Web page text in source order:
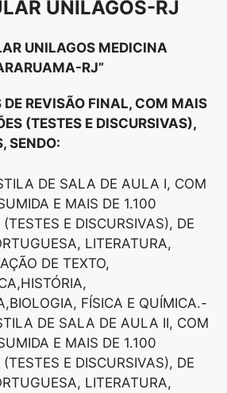
UNILAGOS-RJ
UNILAGOS MEDICINA
RJ”
REVISÃO FINAL, COM MAIS
(TESTES E DISCURSIVAS),
SENDO:
DE SALA DE AULA I, COM
E MAIS DE 1.100
(TESTES E DISCURSIVAS), DE
LITERATURA,
DE TEXTO,
FÍSICA E QUÍMICA.-
DE SALA DE AULA II, COM
E MAIS DE 1.100
(TESTES E DISCURSIVAS), DE
LITERATURA,